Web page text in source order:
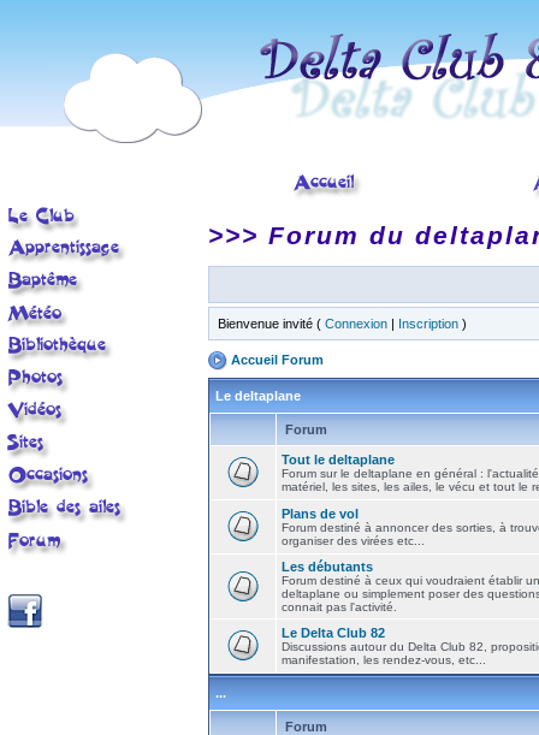
>>> Forum du
Bienvenue invité ( Connexion | Inscription )
Accueil Forum
Le deltaplane
Forum
Tout le deltaplane
Forum sur le deltaplane en général :
matériel, les sites, les ailes, le vécu et tout le
Plans de vol
Forum destiné à annoncer des sorties, à
organiser des virées etc...
Les débutants
Forum destiné à ceux qui voudraient établir
deltaplane ou simplement poser des
connait pas l'activité.
Le Delta Club 82
Discussions autour du Delta Club 82,
manifestation, les rendez-vous, etc...
...
Forum